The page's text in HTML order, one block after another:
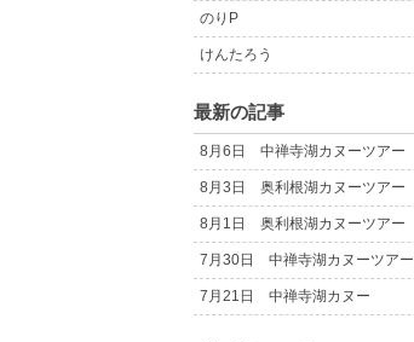
のりP
けんたろう
最新の記事
8月6日 中禅寺湖カヌーツアー
8月3日 奥利根湖カヌーツアー
8月1日 奥利根湖カヌーツアー
7月30日 中禅寺湖カヌーツアー
7月21日 中禅寺湖カヌー